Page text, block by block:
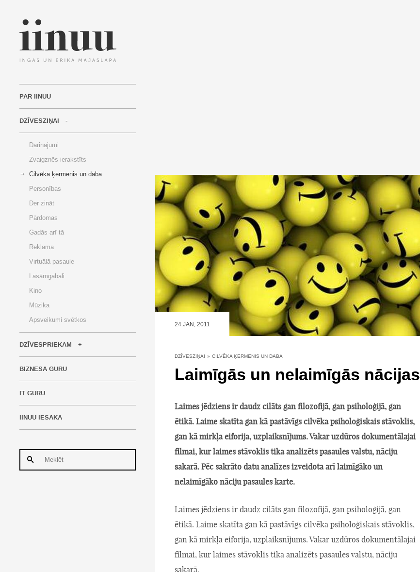
PAR IINUU
DZĪVESZIŅAI
Darinājumi
Zvaigznēs ierakstīts
Cilvēka ķermenis un daba
Personības
Der zināt
Pārdomas
Gadās arī tā
Reklāma
Virtuālā pasaule
Lasāmgabali
Kino
Mūzika
Apsveikumi svētkos
DZĪVESPRIEKAM
BIZNESA GURU
IT GURU
IINUU IESAKA
24.JAN, 2011
DZĪVESZIŅAI » CILVĒKA ĶERMENIS UN DABA
Laimīgās un nelaimīgās nācijas
Laimes jēdziens ir daudz cilāts gan filozofijā, gan psiholoģijā, gan
ētikā. Laime skatīta gan kā pastāvīgs cilvēka psiholoģiskais stāvoklis,
gan kā mirkļa eiforija, uzplaiksnījums. Vakar uzdūros dokumentālajai
filmai, kur laimes stāvoklis tika analizēts pasaules valstu, nāciju
sakarā. Pēc sakrāto datu analīzes izveidota arī laimīgāko un
nelaimīgāko nāciju pasaules karte.
Laimes jēdziens ir daudz cilāts gan filozofijā, gan psiholoģijā, gan
ētikā. Laime skatīta gan kā pastāvīgs cilvēka psiholoģiskais stāvoklis,
gan kā mirkļa eiforija, uzplaiksnījums. Vakar uzdūros dokumentālajai
filmai, kur laimes stāvoklis tika analizēts pasaules valstu, nāciju
sakarā.